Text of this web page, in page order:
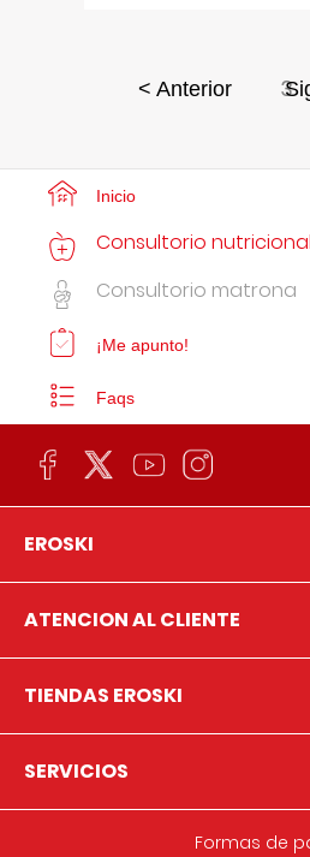
< Anterior 3
Inicio
Consultorio nutricional
Consultorio matrona
¡Me apunto!
Faqs
EROSKI
ATENCION AL CLIENTE
TIENDAS EROSKI
SERVICIOS
Formas de